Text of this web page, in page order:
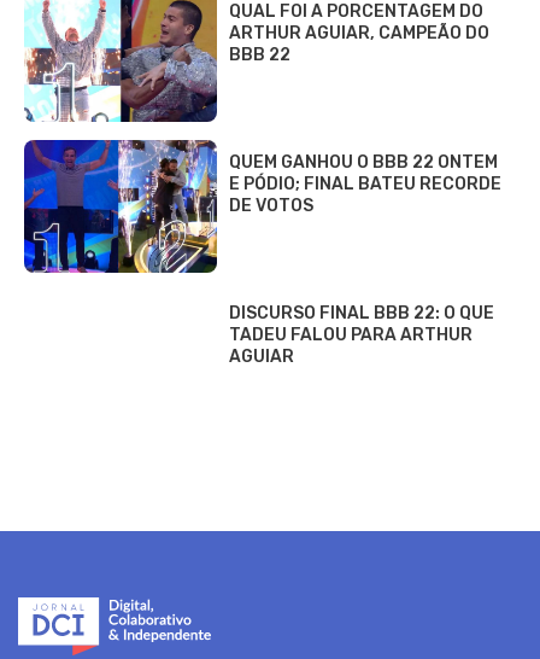
QUAL FOI A PORCENTAGEM DO
ARTHUR AGUIAR, CAMPEÃO DO
BBB 22
QUEM GANHOU O BBB 22 ONTEM
E PÓDIO; FINAL BATEU RECORDE
DE VOTOS
DISCURSO FINAL BBB 22: O QUE
TADEU FALOU PARA ARTHUR
AGUIAR